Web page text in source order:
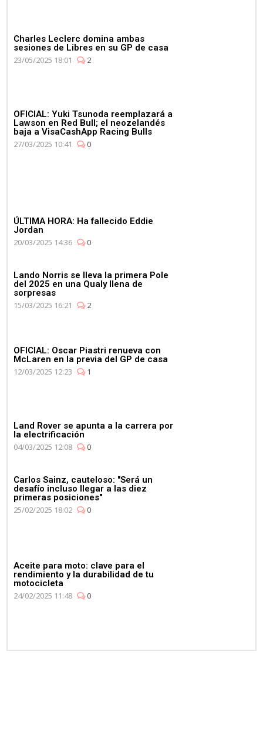
Charles Leclerc domina ambas
sesiones de Libres en su GP de casa
23/05/2025 18:01
2
OFICIAL: Yuki Tsunoda reemplazará a
Lawson en Red Bull; el neozelandés
baja a VisaCashApp Racing Bulls
27/03/2025 10:41
0
ÚLTIMA HORA: Ha fallecido Eddie
Jordan
20/03/2025 14:36
0
Lando Norris se lleva la primera Pole
del 2025 en una Qualy llena de
sorpresas
15/03/2025 16:21
2
OFICIAL: Oscar Piastri renueva con
McLaren en la previa del GP de casa
12/03/2025 12:23
1
Land Rover se apunta a la carrera por
la electrificación
04/03/2025 12:08
0
Carlos Sainz, cauteloso: "Será un
desafío incluso llegar a las diez
primeras posiciones"
25/02/2025 18:02
0
Aceite para moto: clave para el
rendimiento y la durabilidad de tu
motocicleta
24/02/2025 11:48
0